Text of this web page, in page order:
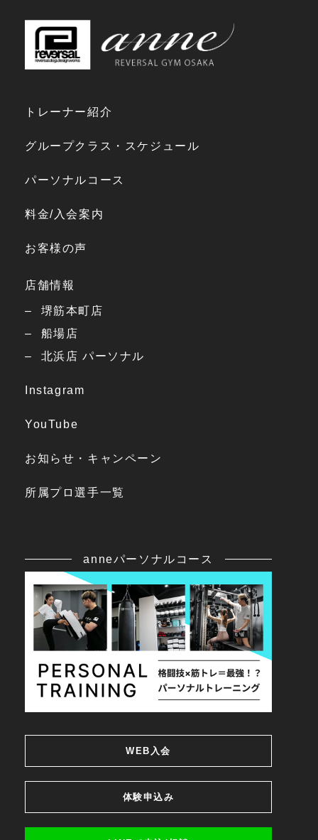
トレーナー紹介
グループクラス・スケジュール
パーソナルコース
料金/入会案内
お客様の声
店舗情報
堺筋本町店
船場店
北浜店 パーソナル
Instagram
YouTube
お知らせ・キャンペーン
所属プロ選手一覧
anneパーソナルコース
WEB入会
体験申込み